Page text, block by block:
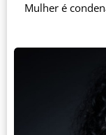
Mulher é